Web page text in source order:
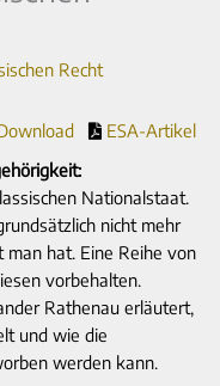
Recht
ESA-Artikel
Nationalstaat.
nicht mehr
hat. Eine Reihe von
vorbehalten.
Rathenau erläutert,
und wie die
werden kann.